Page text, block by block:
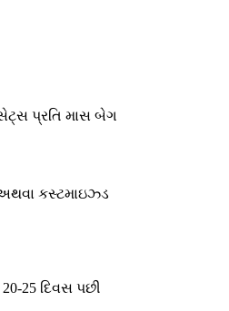
પ્રતિ માસ બેગ
કસ્ટમાઇઝ્ડ
20-25 દિવસ પછી